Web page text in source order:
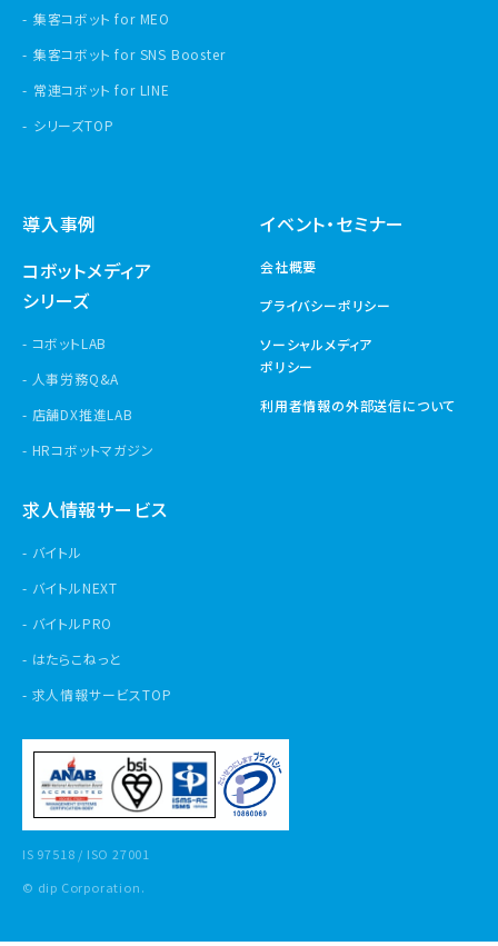
集客コボット for MEO
集客コボット for SNS Booster
常連コボット for LINE
シリーズTOP
導入事例
コボットメディア
シリーズ
コボットLAB
人事労務Q&A
店舗DX推進LAB
HRコボットマガジン
求人情報サービス
バイトル
バイトルNEXT
バイトルPRO
はたらこねっと
求人情報サービスTOP
イベント・セミナー
会社概要
プライバシーポリシー
ソーシャルメディア
ポリシー
利用者情報の外部送信について
IS 97518 / ISO 27001
© dip Corporation.